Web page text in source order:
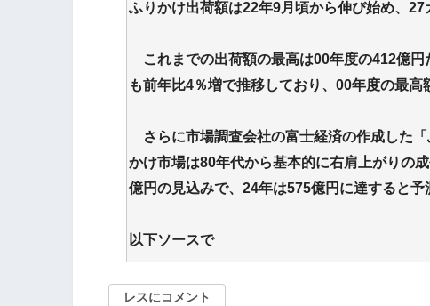
ふりかけ出荷額は22年9月頃から伸び始め、27
これまでの出荷額の最高は00年度の412億
も前年比4％増で推移しており、00年度の最高
さらに市場調査会社の富士経済の作成した
かけ市場は80年代から基本的に右肩上がりの
億円の見込みで、24年は575億円に達すると予
以下ソースで
レスにコメント